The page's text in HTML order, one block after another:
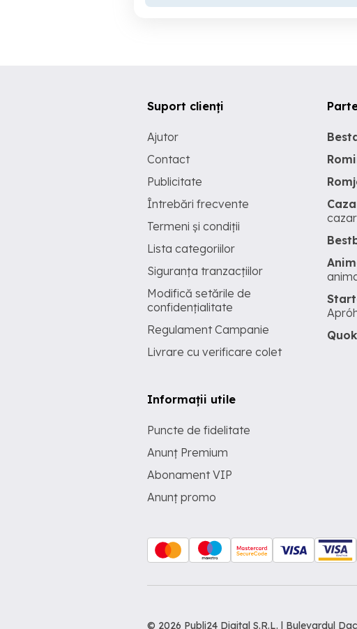
Suport clienți
Ajutor
Contact
Publicitate
Întrebări frecvente
Termeni și condiții
Lista categoriilor
Siguranța tranzacțiilor
Modifică setările de
confidențialitate
Regulament Campanie
Livrare cu verificare colet
Informații utile
Puncte de fidelitate
Anunț Premium
Abonament VIP
Anunț promo
© 2026 Publi24 Digital S.R.L. | Bulevardul